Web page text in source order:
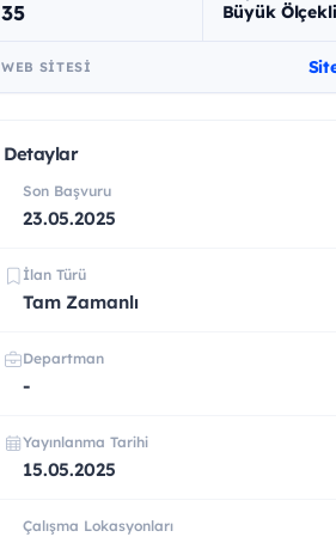
35 Büyük Ölçekli
WEB SITESI
Detaylar
Son Başvuru
23.05.2025
İlan Türü
Tam Zamanlı
Departman
-
Yayınlanma Tarihi
15.05.2025
Çalışma Lokasyonları